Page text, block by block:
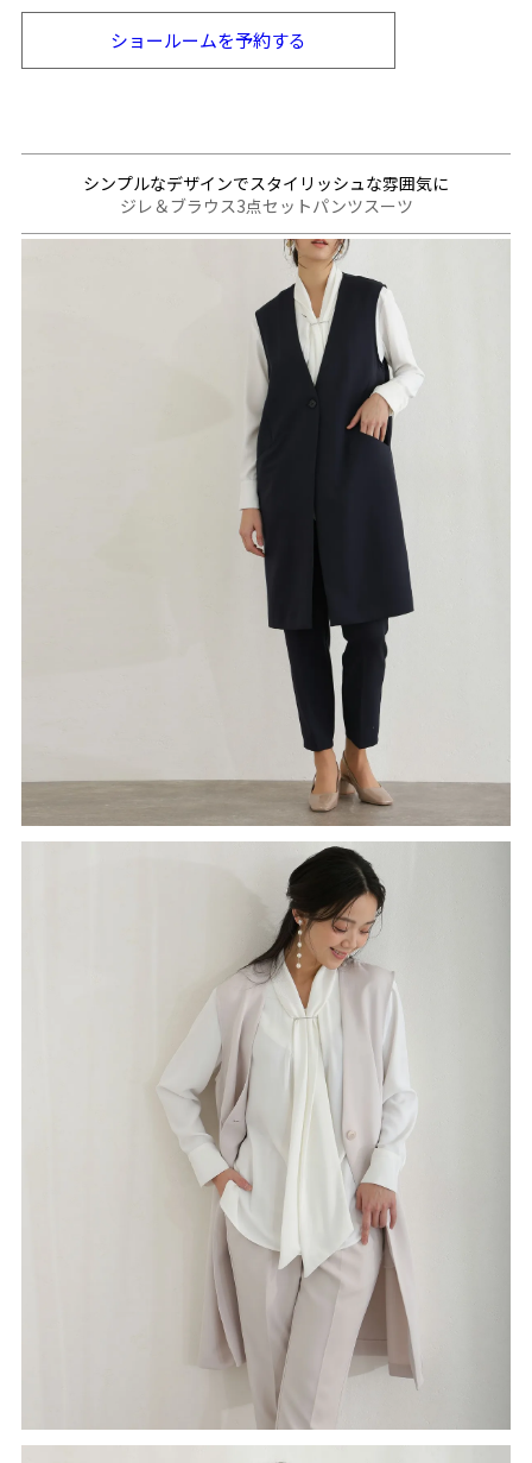
ショールームを予約する
シンプルなデザインでスタイリッシュな雰囲気に
ジレ＆ブラウス3点セットパンツスーツ